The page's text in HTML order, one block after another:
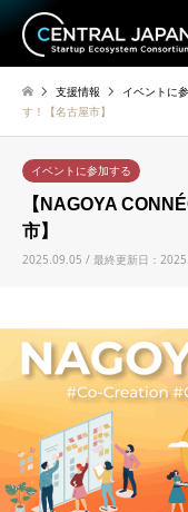
支援情報 イベントに
す！【名古屋市】
イベントに参加する
【NAGOYA
市】
2025.09.05 / 最終更新日：